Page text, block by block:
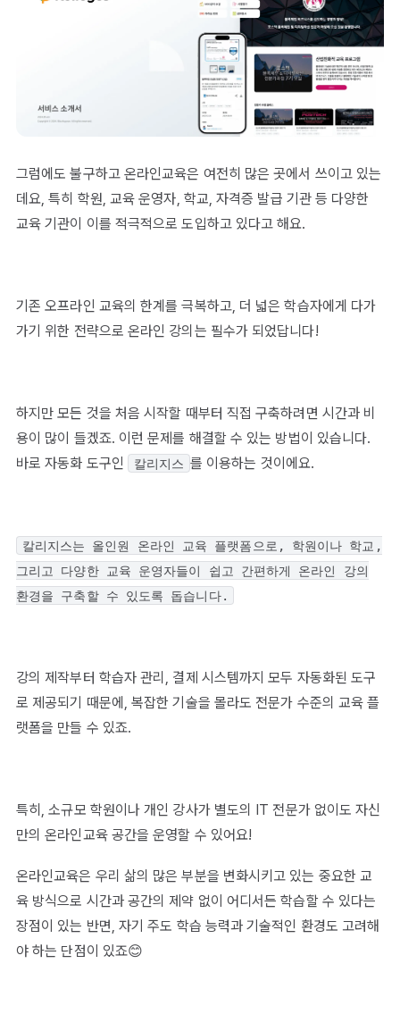
그럼에도 불구하고 온라인교육은 여전히 많은 곳에서 쓰이고 있는
데요, 특히 학원, 교육 운영자, 학교, 자격증 발급 기관 등 다양한
교육 기관이 이를 적극적으로 도입하고 있다고 해요.
기존 오프라인 교육의 한계를 극복하고, 더 넓은 학습자에게 다가
가기 위한 전략으로 온라인 강의는 필수가 되었답니다!
하지만 모든 것을 처음 시작할 때부터 직접 구축하려면 시간과 비
용이 많이 들겠죠. 이런 문제를 해결할 수 있는 방법이 있습니다.
바로 자동화 도구인
칼리지스 를 이용하는 것이에요.
칼리지스는 올인원 온라인 교육 플랫폼으로, 학원이나 학교,
그리고 다양한 교육 운영자들이 쉽고 간편하게 온라인 강의
환경을 구축할 수 있도록 돕습니다.
강의 제작부터 학습자 관리, 결제 시스템까지 모두 자동화된 도구
로 제공되기 때문에, 복잡한 기술을 몰라도 전문가 수준의 교육 플
랫폼을 만들 수 있죠.
특히, 소규모 학원이나 개인 강사가 별도의 IT 전문가 없이도 자신
만의 온라인교육 공간을 운영할 수 있어요!
온라인교육은 우리 삶의 많은 부분을 변화시키고 있는 중요한 교
육 방식으로 시간과 공간의 제약 없이 어디서든 학습할 수 있다는
장점이 있는 반면, 자기 주도 학습 능력과 기술적인 환경도 고려해
야 하는 단점이 있죠😊